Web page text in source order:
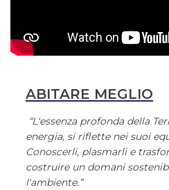
ABITARE MEGLIO
“L'essenza profonda della
energia, si riflette nei suoi
Conoscerli, plasmarli e
costruire un domani
l'ambiente.”